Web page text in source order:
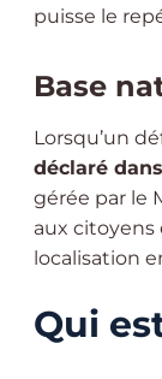
puisse le
Base
Lorsqu’un
déclaré
gérée par le
aux citoyens
localisation
Qui